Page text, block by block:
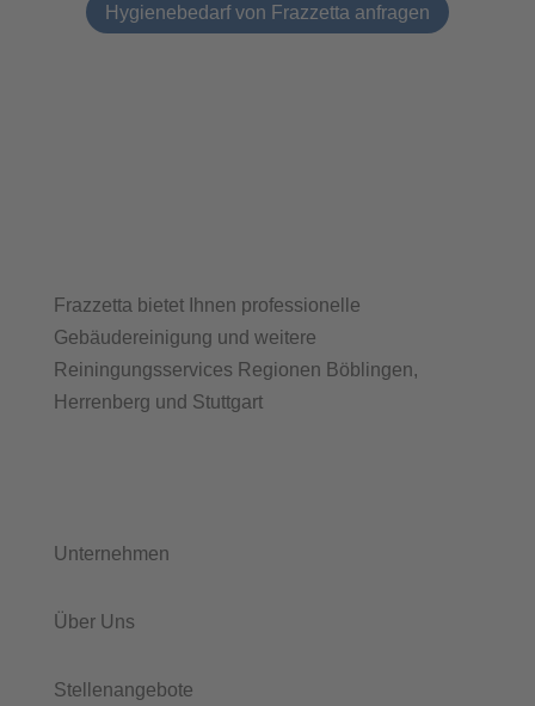
Hygienebedarf von Frazzetta anfragen
Frazzetta bietet Ihnen professionelle
Gebäudereinigung und weitere
Reiningungsservices Regionen Böblingen,
Herrenberg und Stuttgart
Unternehmen
Über Uns
Stellenangebote